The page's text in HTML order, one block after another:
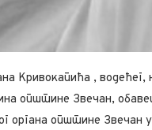
Кривокапића , водећег,
општине Звечан,
органа општине